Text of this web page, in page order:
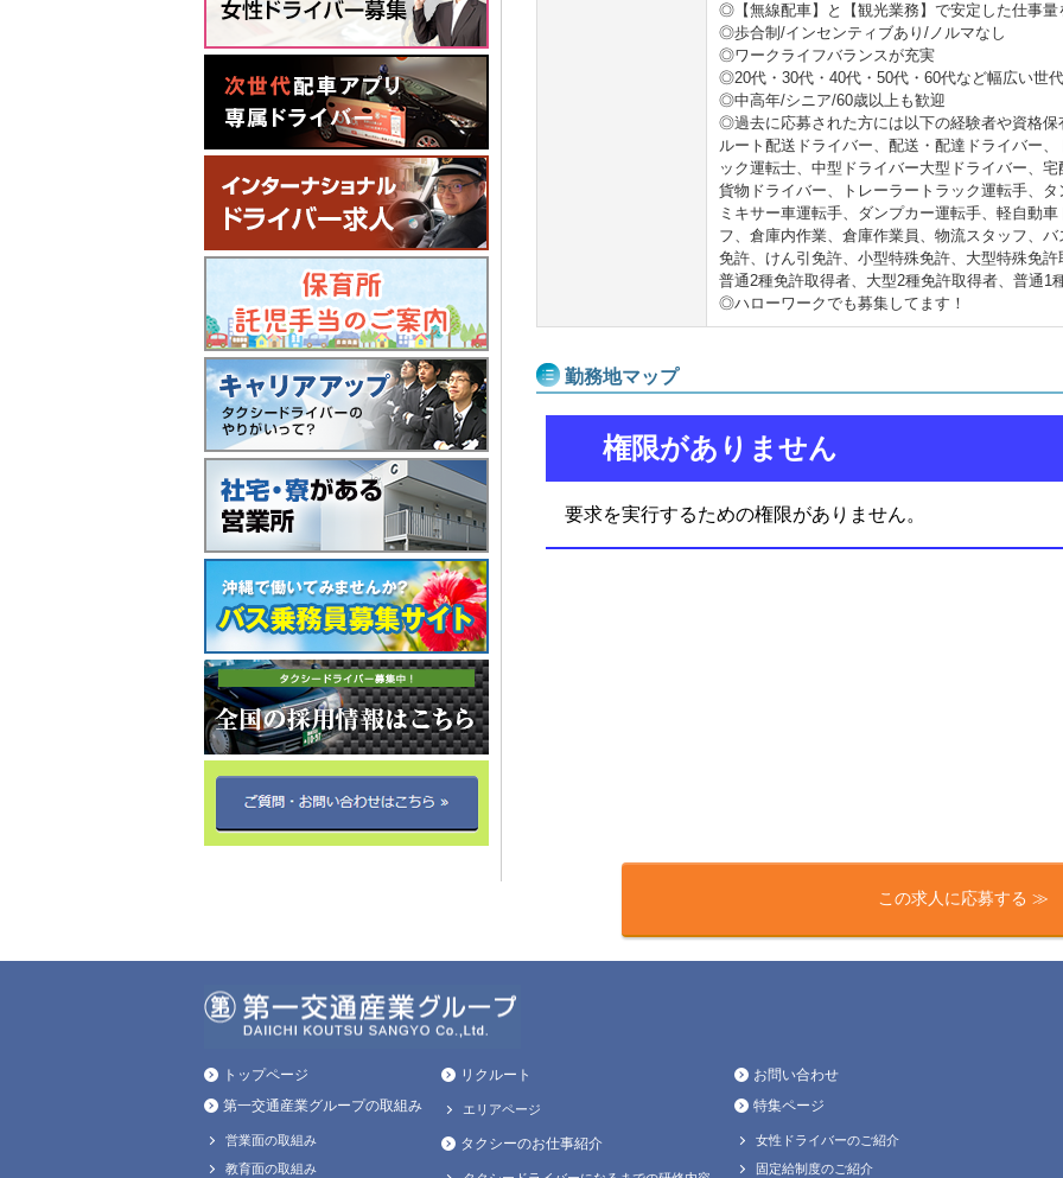
◎【無線配車】と【観光業務】で安定した仕事量
◎歩合制/インセンティブあり/ノルマなし
◎ワークライフバランスが充実
◎20代・30代・40代・50代・60代など幅広い世代
◎中高年/シニア/60歳以上も歓迎
◎過去に応募された方には以下の経験者や資格保
ルート配送ドライバー、配送・配達ドライバー
ック運転士、中型ドライバー大型ドライバー、
貨物ドライバー、トレーラートラック運転手、
ミキサー車運転手、ダンプカー運転手、軽自動
フ、倉庫内作業、倉庫作業員、物流スタッフ、
免許、けん引免許、小型特殊免許、大型特殊免許
普通2種免許取得者、大型2種免許取得者、普通1
◎ハローワークでも募集してます！
勤務地マップ
この求人に応募する ≫
トップページ
第一交通産業グループの取組み
営業面の取組み
教育面の取組み
リクルート
エリアページ
タクシーのお仕事紹介
お問い合わせ
特集ページ
女性ドライバーのご紹介
固定給制度のご紹介